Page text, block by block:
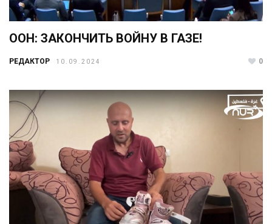
ООН: ЗАКОНЧИТЬ ВОЙНУ В ГАЗЕ!
РЕДАКТОР 10.09.2024 0